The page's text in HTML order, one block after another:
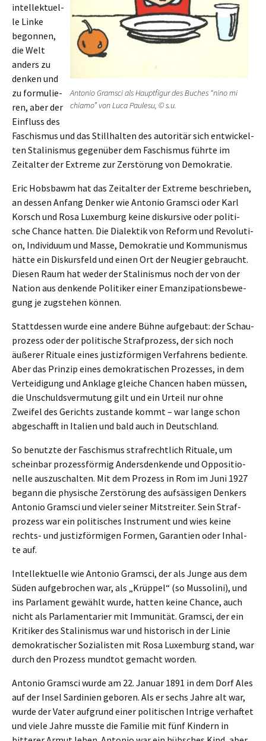
Antonio Gramsci als Haupt­fi­gur des Buches “nino mi
chiamo” von Luca Paulesu, © s.u.
intel­lek­tu­el­
le Linke
begon­nen,
die Welt
anders zu
denken und
zu formu­lie­
ren, aber der
Einfluss des
Faschis­mus und das Still­hal­ten des autori­tär sich entwi­ckel­
ten Stali­nis­mus gegen­über dem Faschis­mus führte im
Zeital­ter der Extre­me zur Zerstö­rung von Demokratie.
Eric Hobsbawm hat das Zeital­ter der Extre­me beschrie­ben,
an dessen Anfang Denker wie Antonio Gramsci oder Karl
Korsch und Rosa Luxem­burg keine diskur­si­ve oder politi­
sche Chance hatten. Die Dialek­tik von Reform und Revolu­ti­
on, Indivi­du­um und Masse, Demokra­tie und Kommu­nis­mus
hätte ein Diskurs­feld und einen Ort der Neugier gebraucht.
Diesen Raum hat weder der Stali­nis­mus noch der von der
Nation aus denken­de Politi­ker einer Emanzi­pa­ti­ons­be­we­
gung je zugste­hen können.
Statt­des­sen wurde eine andere Bühne aufge­baut: der Schau­
pro­zess oder der politi­sche Straf­pro­zess, der sich noch
äußerer Ritua­le eines justiz­för­mi­gen Verfah­rens bedien­te.
Aber das Prinzip eines demokra­ti­schen Prozes­ses, in dem
Vertei­di­gung und Ankla­ge gleiche Chancen haben müssen,
die Unschulds­ver­mu­tung gilt und ein Urteil nur ohne
Zweifel des Gerichts zustan­de kommt – war lange schon
abgeschafft in Itali­en und bald auch in Deutschland.
So benutz­te der Faschis­mus straf­recht­lich Ritua­le, um
schein­bar prozess­för­mig Anders­den­ken­de und Opposi­tio­
nel­le auszu­schal­ten. Mit dem Prozess in Rom im Juni 1927
begann die physi­sche Zerstö­rung des aufsäs­si­gen Denkers
Antonio Gramsci und vieler seiner Mitstrei­ter. Sein Straf­
pro­zess war ein politi­sches Instru­ment und wies keine
rechts- und justiz­för­mi­gen Formen, Garan­tien oder Inhal­
te auf.
Intel­lek­tu­el­le wie Antonio Gramsci, der als Junge aus dem
Süden aufge­bro­chen war, als „Krüppel“ (so Musso­li­ni), und
ins Parla­ment gewählt wurde, hatten keine Chance, auch
nicht als Parla­men­ta­ri­er mit Immuni­tät. Gramsci, der ein
Kriti­ker des Stali­nis­mus war und histo­risch in der Linie
demokra­ti­scher Sozia­lis­ten mit Rosa Luxem­burg stand, war
durch den Prozess mundtot gemacht worden.
Antonio Gramsci wurde am 22. Januar 1891 in dem Dorf Ales
auf der Insel Sardi­ni­en geboren. Als er sechs Jahre alt war,
wurde der Vater aufgrund einer politi­schen Intri­ge verhaf­tet
und viele Jahre musste die Familie mit fünf Kindern in